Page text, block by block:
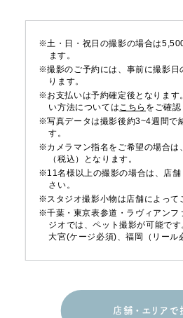
※土・日・祝日の撮影の場合は
ます。
※撮影のご予約には、事前に撮影日
ります。
※お支払いは予約確定後となります
い方法についてはこちら をご確認
※写真データは撮影後約3~4週間で
す。
※カメラマン指名をご希望の場合は
（税込）となります。
※11名様以上の撮影の場合は、店
さい。
※スタジオ撮影小物は店舗によって
※千葉・東京表参道・ラヴィアンフ
ジオでは、ペット撮影が可能です
大宮(ケージ必須)、福岡（リール
店舗・エリア